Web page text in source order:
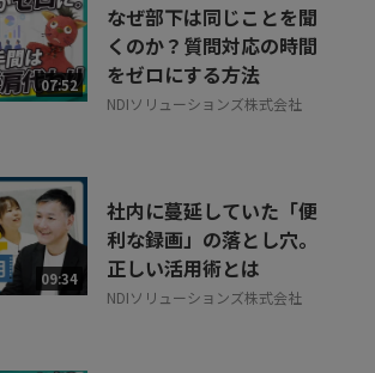
07:52
なぜ部下は同じことを聞
くのか？質問対応の時間
をゼロにする方法
NDIソリューションズ株式会社
09:34
社内に蔓延していた「便
利な録画」の落とし穴。
正しい活用術とは
NDIソリューションズ株式会社